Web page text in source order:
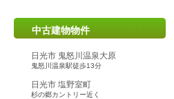
中古建物物件
日光市 鬼怒川温泉大原
鬼怒川温泉駅徒歩13分
日光市 塩野室町
杉の郷カントリー近く